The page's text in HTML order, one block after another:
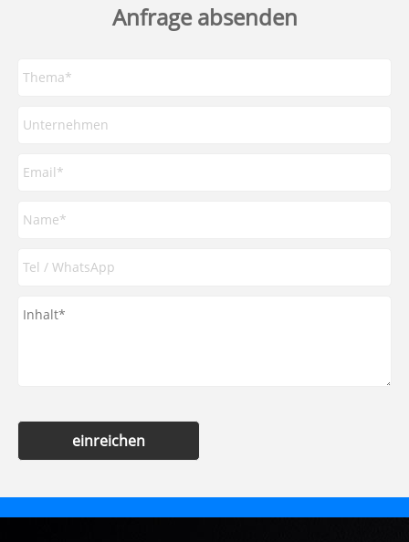
Anfrage absenden
einreichen